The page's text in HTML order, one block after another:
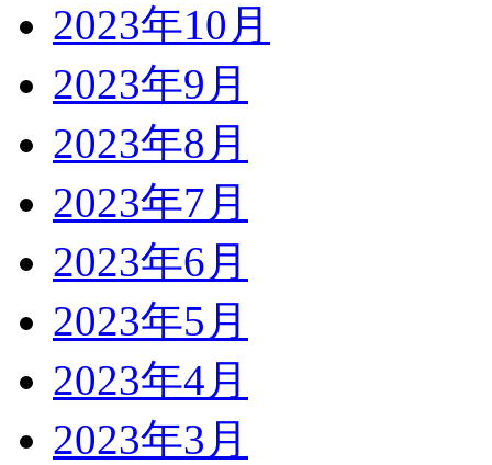
2023年10月
2023年9月
2023年8月
2023年7月
2023年6月
2023年5月
2023年4月
2023年3月